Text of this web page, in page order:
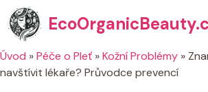
Přeskočit
na
obsah
Úvod »Péče o Pleť »Kožní Problémy »
navštívit lékaře? Průvodce prevencí